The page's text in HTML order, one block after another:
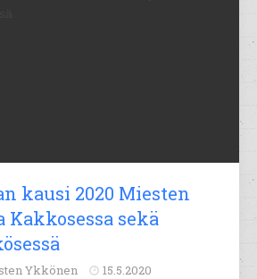
kausi 2020 Miesten
Kakkosessa sekä
Ykkönen 15.5.2020